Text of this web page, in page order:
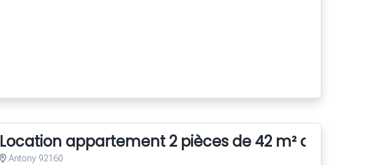
Location appartement 2 pièces de 42 m² avec
Antony 92160